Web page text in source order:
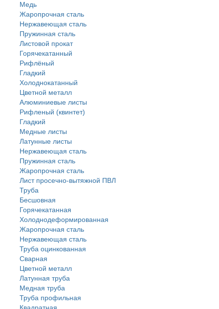
Медь
Жаропрочная сталь
Нержавеющая сталь
Пружинная сталь
Листовой прокат
Горячекатанный
Рифлёный
Гладкий
Холоднокатанный
Цветной металл
Алюминиевые листы
Рифленый (квинтет)
Гладкий
Медные листы
Латунные листы
Нержавеющая сталь
Пружинная сталь
Жаропрочная сталь
Лист просечно-вытяжной ПВЛ
Труба
Бесшовная
Горячекатанная
Холоднодеформированная
Жаропрочная сталь
Нержавеющая сталь
Труба оцинкованная
Сварная
Цветной металл
Латунная труба
Медная труба
Труба профильная